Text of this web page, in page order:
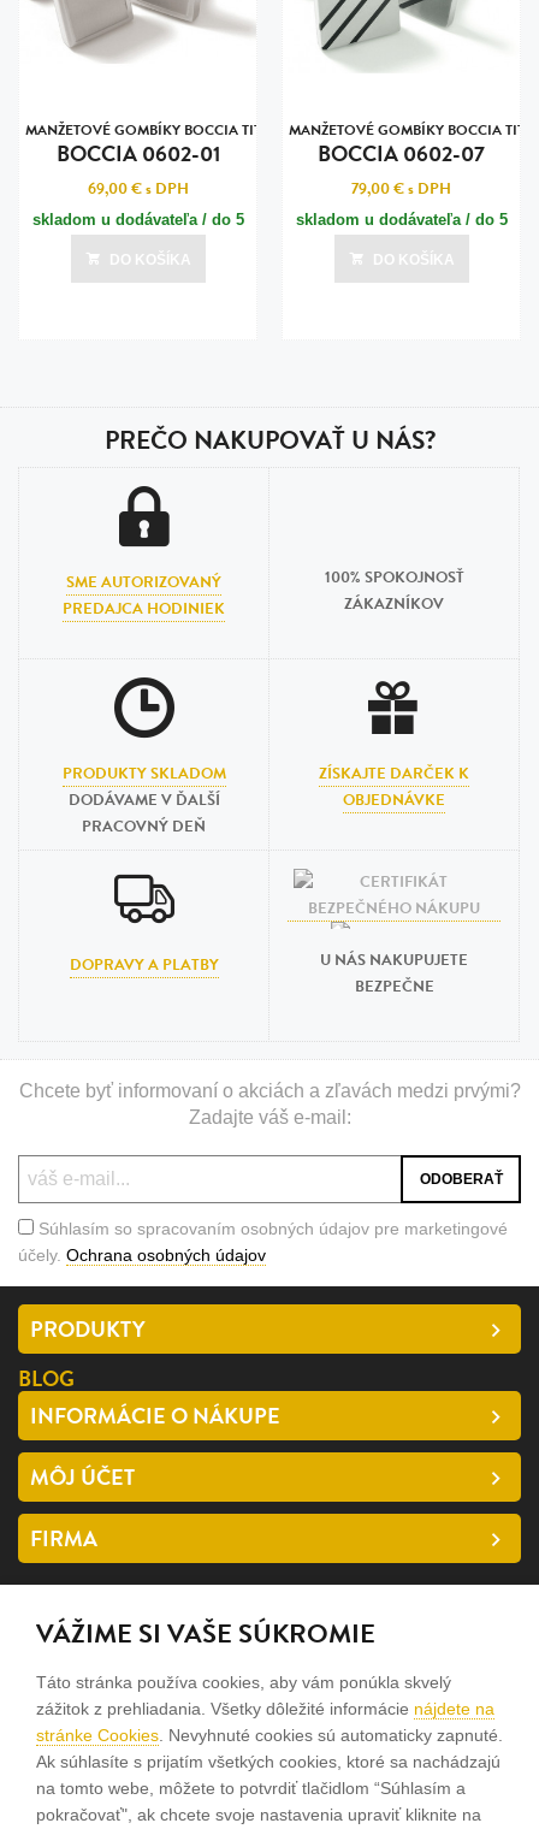
MANŽETOVÉ GOMBÍKY BOCCIA TITANIUM
BOCCIA 0602-01
69,00 €s DPH
skladom u dodávateľa / do 5
dní
Posledná aktualizácia dnes o 17:00
DO KOŠÍKA
MANŽETOVÉ GOMBÍKY BOCCIA
BOCCIA 0602-07
79,00 €s DPH
skladom u dodávateľa / do 5
dní
Posledná aktualizácia dnes o 17:00
DO KOŠÍKA
PREČO NAKUPOVAŤ U NÁS?
SME AUTORIZOVANÝ
PREDAJCA HODINIEK
100% SPOKOJNOSŤ
ZÁKAZNÍKOV
PRODUKTY SKLADOM
DODÁVAME V ĎALŠÍ
PRACOVNÝ DEŇ
ZÍSKAJTE DARČEK K
OBJEDNÁVKE
DOPRAVY A PLATBY
U NÁS NAKUPUJETE
BEZPEČNE
Chcete byť informovaní o akciách a zľavách medzi prvými?
Zadajte váš e-mail:
Súhlasím so spracovaním osobných údajov pre marketingové
účely. Ochrana osobných údajov
PRODUKTY
BLOG
INFORMÁCIE O NÁKUPE
MÔJ ÚČET
FIRMA
SLEDUJTE NÁS
facebook
instagram
Sme rodinná firma a zameriavame sa na predaj hodiniek a
šperkov od roku 1994.
VÁŽIME SI VAŠE SÚKROMIE
Táto stránka používa cookies, aby vám ponúkla skvelý
zážitok z prehliadania. Všetky dôležité informácie nájdete na
stránke Cookies . Nevyhnuté cookies sú automaticky zapnuté.
Ak súhlasíte s prijatím všetkých cookies, ktoré sa nachádzajú
na tomto webe, môžete to potvrdiť tlačidlom “Súhlasím a
pokračovať", ak chcete svoje nastavenia upraviť kliknite na